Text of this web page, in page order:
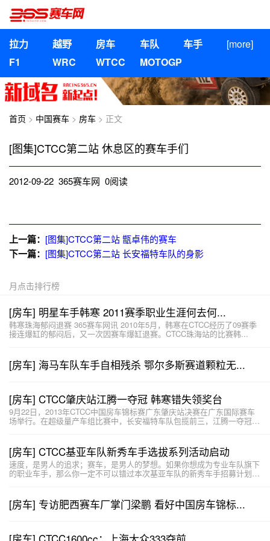
拉力 越野 房车 车队 车手
[more]
F1
WRC WTCC MOTOGP
首页 > 中国赛车 > 房车 > 正文
[图集]CTCC第二站 休息区的赛车手们
2012-09-22 365赛车网 0阅读
上一篇： [图集]CTCC第二站 甑卓伟的赛车
下一篇： [图集]CTCC第二站 长安福特车队的身影
月点击排行榜
[房车] 明星车手韩寒 2011赛季职业生涯何去何...
韩寒珠海郁闷退赛 365赛车网讯 2010年5月，韩寒在CTCC经历了09赛季
接连爆缸的郁闷后，又一次因赛车爆缸退赛。CTCC珠海站的比赛韩...
[房车] 海马车队车手自相残杀 鄂尔多斯赛道颗粒无...
[房车] CTCC肇庆站江腾一夺冠 韩寒错失领奖台
9月22日，2013年CTCC中国房车锦标赛广东肇庆站决赛在广东国际赛车
场举行。在超级量产车组比赛中，长安福特车队包揽前三，江腾一夺冠，
[房车] CTCC基亚车队新秀车手选拔系列活动启动
速度，是男人的追求；赛车，是男人的梦想。如果你想成为专业车队旗下
的职业车手，那么你一定不可以错过本次基亚车队的新秀车手招募计划！
[房车] 专访肥西赛车厂掌门梁鹏 看好中国房车锦标...